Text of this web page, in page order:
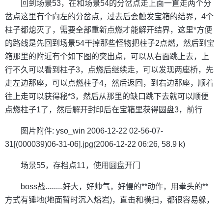
回到场景53，在和场景54的分岔点走上面一直走两个分
岔点这里有个向左的分岔点，过去后会触发宝箱的结界，4个
柱子都熄灭了，需要全部重新点燃才能解开结界，这里*方便
的路线是先回到场景54干掉那些怪物把柱子2点燃，然后到宝
箱那里的附近有个如下图的突出点，可以从右面跳上去，上
行不久可以看到柱子3，点燃后继续走，可以发现两座桥，先
走左边那座，可以点燃柱子4，然后返回，到右边那座，顺着
往上走可以获得秘*3，然后从那里的缺口跳下去就可以顺便
点燃柱子1了，然后解开封印后在宝箱里获得圆盘3，前行
图片附件: yso_win 2006-12-22 02-56-07-
31[(000039)06-31-06].jpg(2006-12-22 06:26, 58.9 k)
场景55，存档点11，使用圆盘开门
boss战.........好大，好帅气，好慢的**动作，用拳头的**
方式有锤地(地面暂时沉入熔岩)，直击和横扫，都很容易躲，